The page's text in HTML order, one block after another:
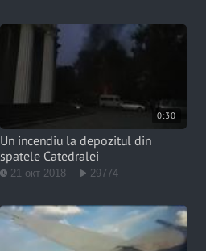
0:30
Un incendiu la depozitul din
spatele Catedralei
21 окт 2018 29774